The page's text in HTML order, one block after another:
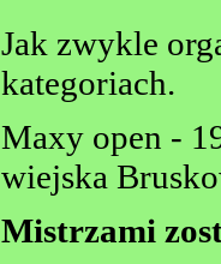
Jak zwykle
kategoriach.
Maxy open -
wiejska
Mistrzami